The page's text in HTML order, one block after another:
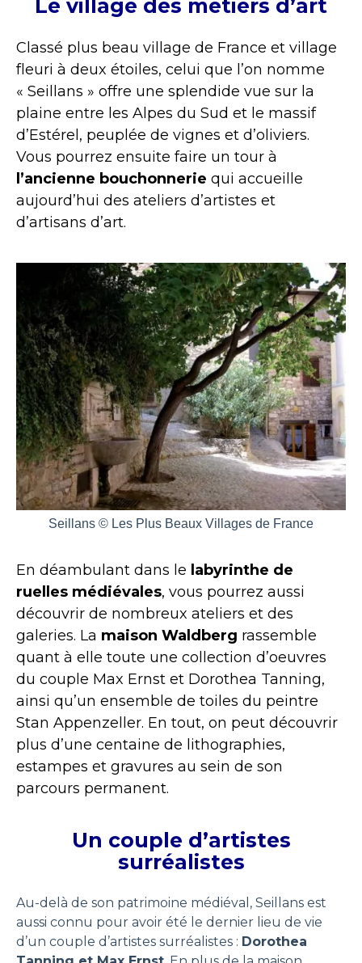
Le village des métiers d’art
Classé plus beau village de France et village
fleuri à deux étoiles, celui que l’on nomme
« Seillans » offre une splendide vue sur la
plaine entre les Alpes du Sud et le massif
d’Estérel, peuplée de vignes et d’oliviers.
Vous pourrez ensuite faire un tour à
l’ancienne bouchonnerie qui accueille
aujourd’hui des ateliers d’artistes et
d’artisans d’art.
Seillans © Les Plus Beaux Villages de France
En déambulant dans le labyrinthe de
ruelles médiévales, vous pourrez aussi
découvrir de nombreux ateliers et des
galeries. La maison Waldberg rassemble
quant à elle toute une collection d’oeuvres
du couple Max Ernst et Dorothea Tanning,
ainsi qu’un ensemble de toiles du peintre
Stan Appenzeller. En tout, on peut découvrir
plus d’une centaine de lithographies,
estampes et gravures au sein de son
parcours permanent.
Un couple d’artistes
surréalistes
Au-delà de son patrimoine médiéval, Seillans est
aussi connu pour avoir été le dernier lieu de vie
d’un couple d’artistes surréalistes : Dorothea